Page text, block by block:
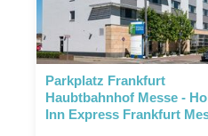
Parkplatz Frankfurt
Haubtbahnhof Messe -
Inn Express Frankfurt